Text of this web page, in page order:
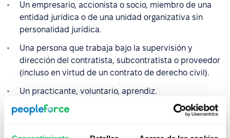
Un empresario, accionista o socio, miembro de una
entidad jurídica o de una unidad organizativa sin
personalidad jurídica.
Una persona que trabaja bajo la supervisión y
dirección del contratista, subcontratista o proveedor
(incluso en virtud de un contrato de derecho civil).
Un practicante, voluntario, aprendiz.
Un funcionario o soldado (en relación con su servicio